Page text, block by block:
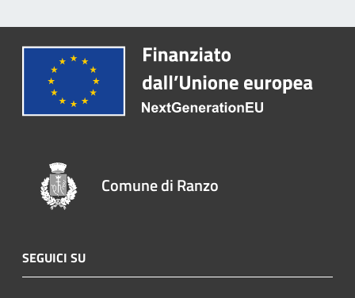
Comune di Ranzo
SEGUICI SU